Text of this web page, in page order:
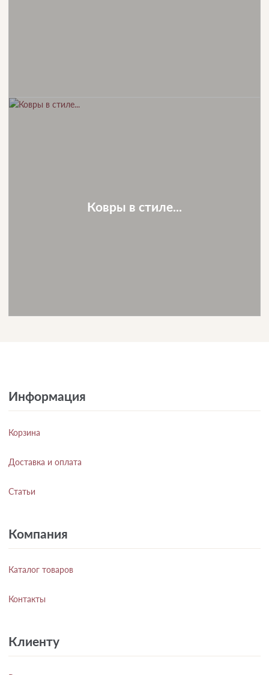
Ковры в стиле...
Информация
Корзина
Доставка и оплата
Статьи
Компания
Каталог товаров
Контакты
Клиенту